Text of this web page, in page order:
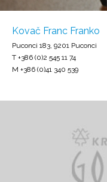
Kovač Franc Franko
Puconci 183, 9201 Puconci
T +386 (0)2 545 11 74
M +386 (0)41 340 539